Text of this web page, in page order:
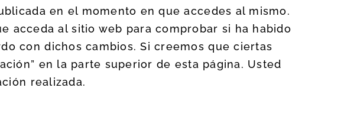
en el momento en que accedes al mismo.
acceda al sitio web para comprobar si ha habido
con dichos cambios. Si creemos que ciertas
en la parte superior de esta página. Usted
realizada.